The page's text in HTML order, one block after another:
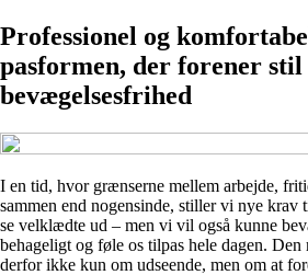
Professionel og
pasformen, der forener stil
bevægelsesfrihed
I en tid, hvor grænserne mellem arbejde,
sammen end nogensinde, stiller vi nye krav
se velklædte ud – men vi vil også kunne
behageligt og føle os tilpas hele dagen.
derfor ikke kun om udseende, men om at